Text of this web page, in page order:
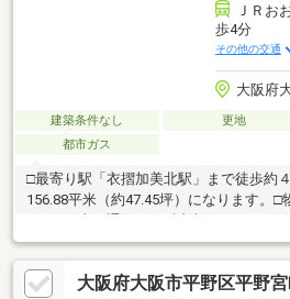
ＪＲお
歩4分
その他の交通
大阪府
建築条件なし 更地
都市ガス
□最寄り駅「衣摺加美北駅」まで徒歩約
156.88平米（約47.45坪）になります。□
加美長沢公園などもあり、暮らしやすい
ましては、お気軽に担当者までご連絡下
大阪府大阪市平野区平野